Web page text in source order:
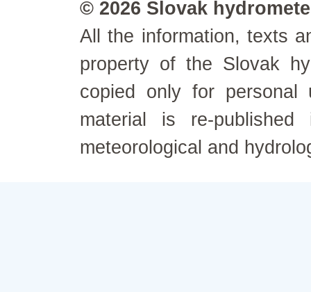
© 2026 Slovak
All the information, texts
property of the Slovak
copied only for personal
material is re-
meteorological and